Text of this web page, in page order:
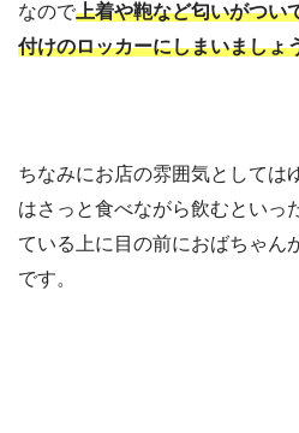
なので上着や鞄など匂いがつい
付けのロッカーにしまいましょ
ちなみにお店の雰囲気としては
はさっと食べながら飲むといっ
ている上に目の前におばちゃん
です。